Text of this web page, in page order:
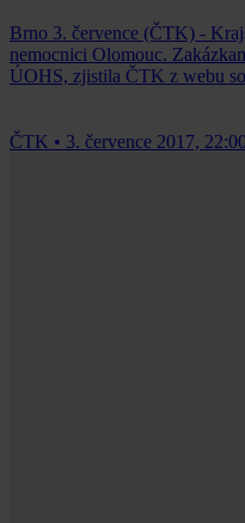
Brno 3. července (ČTK) -
nemocnici Olomouc.
ÚOHS, zjistila ČTK z webu
ČTK • 3. července 2017,